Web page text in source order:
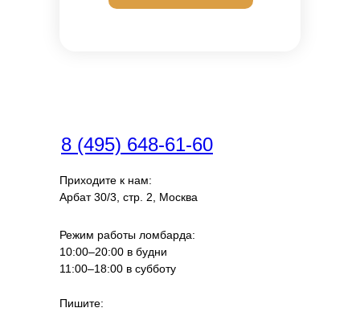
Режим работы ломбарда:
10:00–20:00 в будни
11:00–18:00 в субботу
Приходите к нам:
Арбат 30/3, стр. 2, Москва
Пишите:
8 (495) 648-61-60